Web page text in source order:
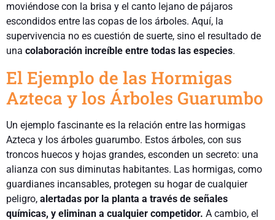
moviéndose con la brisa y el canto lejano de pájaros
escondidos entre las copas de los árboles. Aquí, la
supervivencia no es cuestión de suerte, sino el resultado de
una colaboración increíble entre todas las especies.
El Ejemplo de las Hormigas
Azteca y los Árboles Guarumbo
Un ejemplo fascinante es la relación entre las hormigas
Azteca y los árboles guarumbo. Estos árboles, con sus
troncos huecos y hojas grandes, esconden un secreto: una
alianza con sus diminutas habitantes. Las hormigas, como
guardianes incansables, protegen su hogar de cualquier
peligro, alertadas por la planta a través de señales
químicas, y eliminan a cualquier competidor. A cambio, el